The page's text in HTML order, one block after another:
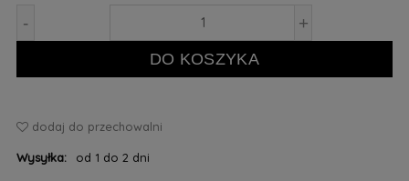
- +
DO KOSZYKA
dodaj do przechowalni
Wysyłka: od 1 do 2 dni